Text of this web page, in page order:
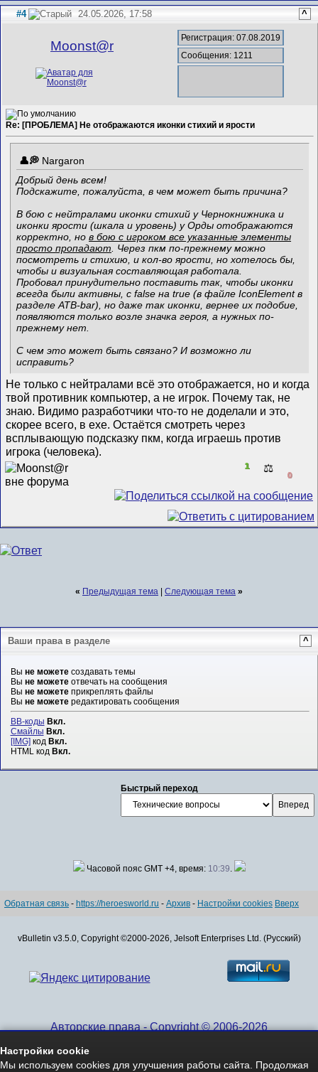
#4 24.05.2026, 17:58 ^
Mооnst@r
Регистрация: 07.08.2019
Сообщения: 1211
Re: [ПРОБЛЕМА] Не отображаются иконки стихий и ярости
Nargaron
Добрый день всем!
Подскажите, пожалуйста, в чем может быть причина?
В бою с нейтралами иконки стихий у Чернокнижника и
иконки ярости (шкала и уровень) у Орды отображаются
корректно, нов бою с игроком все указанные элементы
просто пропадают . Через пкм по-прежнему можно
посмотреть и стихию, и кол-во ярости, но хотелось бы,
чтобы и визуальная составляющая работала.
Пробовал принудительно поставить так, чтобы иконки
всегда были активны, с false на true (в файле IconElement в
разделе ATB-bar), но даже так иконки, вернее их подобие,
появляются только возле значка героя, а нужных по-
прежнему нет.
С чем это может быть связано? И возможно ли
исправить?
Не только с нейтралами всё это отображается, но и когда
твой противник компьютер, а не игрок. Почему так, не
знаю. Видимо разработчики что-то не доделали и это,
скорее всего, в exe. Остаётся смотреть через
всплывающую подсказку пкм, когда играешь против
игрока (человека).
1 ⚖️
0
« Предыдущая тема | Следующая тема »
Ваши права в разделе ^
Вы не можетесоздавать темы
Вы не можетеотвечать на сообщения
Вы не можетеприкреплять файлы
Вы не можетередактировать сообщения
BB-коды Вкл.
Смайлы Вкл.
[IMG] код Вкл.
HTML код Вкл.
Быстрый переход
Часовой пояс GMT +4, время: 10:39
Обратная связь - https://heroesworld.ru - Архив - Настройки cookies Вверх
vBulletin v3.5.0, Copyright ©2000-2026, Jelsoft Enterprises Ltd. (Русский)
Авторские права - Copyright © 2006-2026
Настройки cookie
Мы используем cookies для улучшения работы сайта. Продолжая